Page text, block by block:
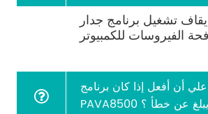
تشغيل برنامج جدار
الفيروسات للكمبيوتر
علي أن أفعل إذا كان برنامج
PAVA8500 يبلغ عن خطأ ؟